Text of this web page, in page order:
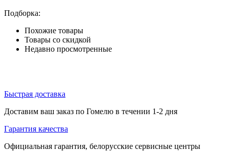
Подборка:
Похожие товары
Товары со скидкой
Недавно просмотренные
Быстрая доставка
Доставим ваш заказ по Гомелю в течении 1-2 дня
Гарантия качества
Официальная гарантия, белорусские сервисные центры